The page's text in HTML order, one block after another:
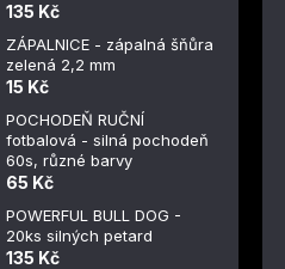
135 Kč
ZÁPALNICE - zápalná šňůra
zelená 2,2 mm
15 Kč
POCHODEŇ RUČNÍ
fotbalová - silná pochodeň
60s, různé barvy
65 Kč
POWERFUL BULL DOG -
20ks silných petard
135 Kč